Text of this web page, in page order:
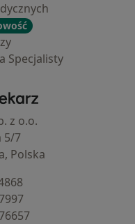
Specjalisty
- Strona główna
z o.o.
5/7
Polska